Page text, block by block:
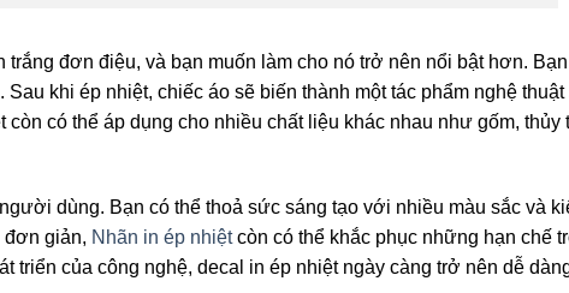
đơn điệu, và bạn muốn làm cho nó trở nên nổi bật hơn.
khi ép nhiệt, chiếc áo sẽ biến thành một tác phẩm nghệ thuật
có thể áp dụng cho nhiều chất liệu khác nhau như gốm, thủy
dùng. Bạn có thể thoả sức sáng tạo với nhiều màu sắc và
đơn giản, Nhãn in ép nhiệtcòn có thể khắc phục những hạn chế
triển của công nghệ, decal in ép nhiệt ngày càng trở nên dễ